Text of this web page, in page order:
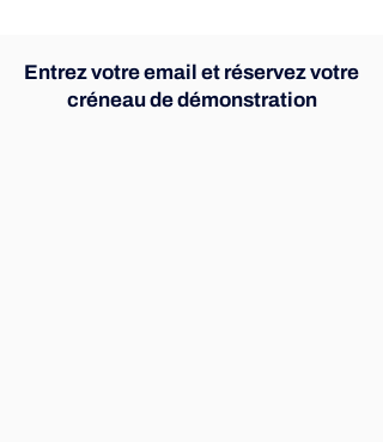
Entrez votre email et réservez votre
créneau de démonstration